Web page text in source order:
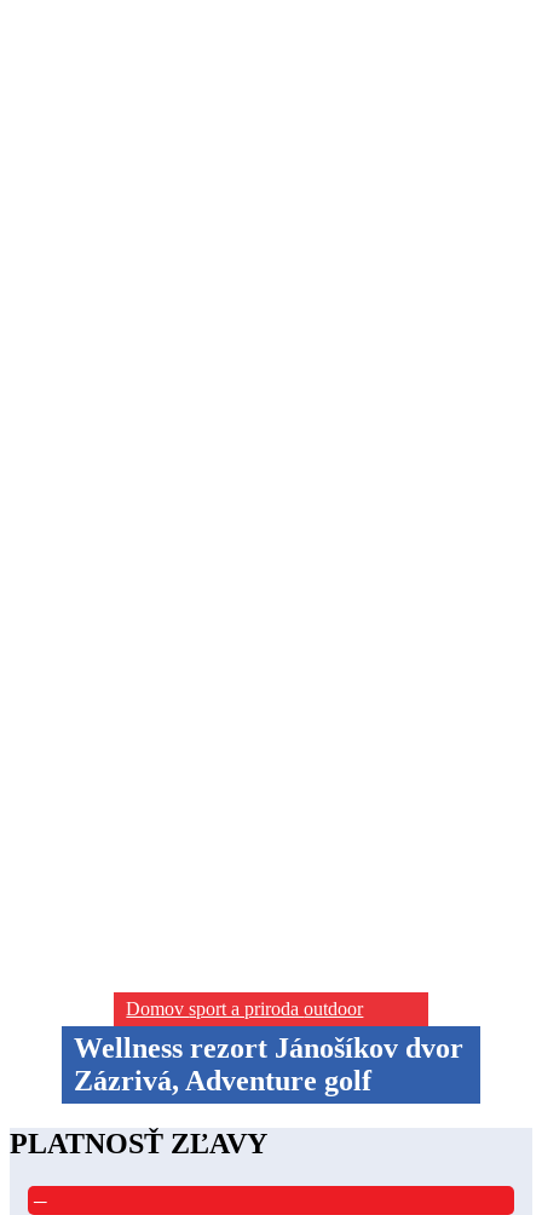
Domovsport a prirodaoutdoor
Wellness rezort Jánošíkov dvor
Zázrivá, Adventure golf
PLATNOSŤ ZĽAVY
–